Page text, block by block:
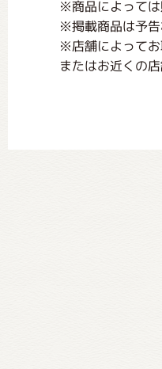
※商品によって
※掲載商品は予
※店舗によって
またはお近くの